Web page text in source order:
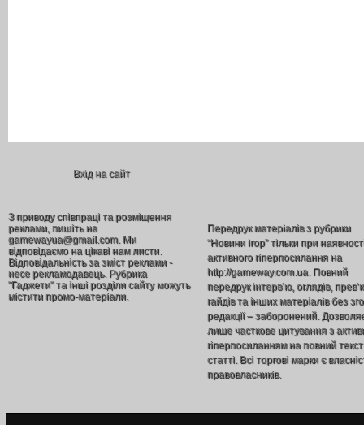
Вхід на сайт
З приводу співпраці та розміщення
реклами, пишіть на
gamewayua@gmail.com. Ми
відповідаємо на цікаві нам листи.
Відповідальність за зміст реклами -
несе рекламодавець. Рубрика
"Гаджети" та інші розділи сайту можуть
містити промо-матеріали.
Передрук матеріалів з рубрики
“Новини ігор” тільки при
активного гіперпосилання на
http://gameway.com.ua. Повний
передрук інтерв’ю, оглядів,
гайдів та інших матеріалів без
редакції – заборонений.
лише часткове цитування з
гіперпосиланням на повний текст
статті. Всі торгові марки є
правовласників.